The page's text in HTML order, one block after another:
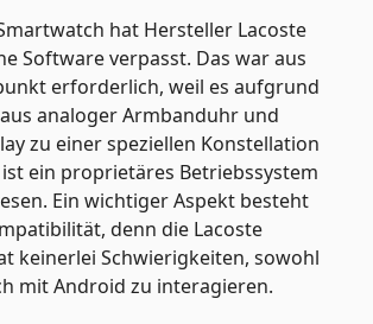
hat Hersteller Lacoste
Software verpasst. Das war aus
erforderlich, weil es aufgrund
analoger Armbanduhr und
zu einer speziellen Konstellation
ein proprietäres Betriebssystem
Ein wichtiger Aspekt besteht
denn die Lacoste
keinerlei Schwierigkeiten, sowohl
mit Android zu interagieren.